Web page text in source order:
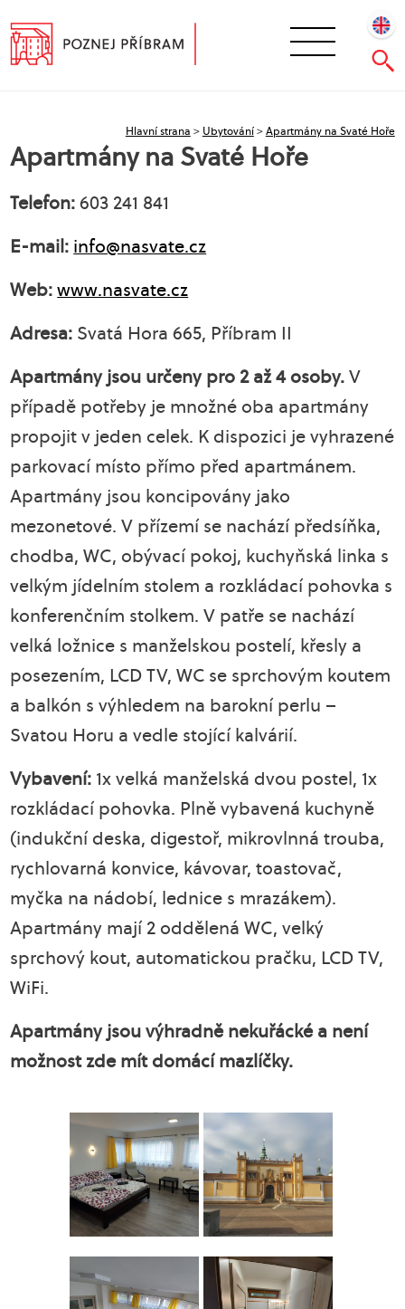
Hlavní strana > Ubytování>Apartmány na Svaté Hoře
Apartmány na Svaté Hoře
Telefon:603 241 841
E-mail: info@nasvate.cz
Web:www.nasvate.cz
Adresa: Svatá Hora 665, Příbram II
Apartmány jsou určeny pro 2 až 4 osoby.V
případě potřeby je množné oba apartmány
propojit v jeden celek. K dispozici je vyhrazené
parkovací místo přímo před apartmánem.
Apartmány jsou koncipovány jako
mezonetové. V přízemí se nachází předsíňka,
chodba, WC, obývací pokoj, kuchyňská linka s
velkým jídelním stolem a rozkládací pohovka s
konferenčním stolkem. V patře se nachází
velká ložnice s manželskou postelí, křesly a
posezením, LCD TV, WC se sprchovým koutem
a balkón s výhledem na barokní perlu –
Svatou Horu a vedle stojící kalvárií.
Vybavení: 1x velká manželská dvou postel, 1x
rozkládací pohovka. Plně vybavená kuchyně
(indukční deska, digestoř, mikrovlnná trouba,
rychlovarná konvice, kávovar, toastovač,
myčka na nádobí, lednice s mrazákem).
Apartmány mají 2 oddělená WC, velký
sprchový kout, automatickou pračku, LCD TV,
WiFi.
Apartmány jsou výhradně nekuřácké a není
možnost zde mít domácí mazlíčky.